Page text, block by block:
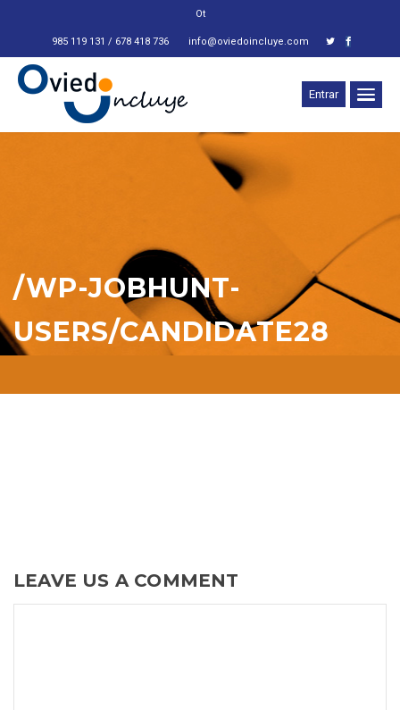
Otra
985 119 131 / 678 418 736 info@oviedoincluye.com
Entrar
/WP-JOBHUNT-
USERS/CANDIDATE28
LEAVE US A COMMENT